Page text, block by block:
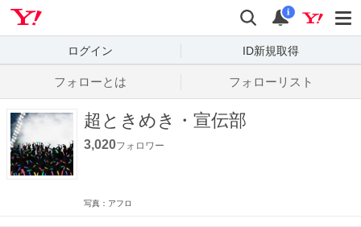
検索
通知
i
ログイン ID新規取得
フォローとは フォローリスト
超ときめき・宣伝部
3,020フォロワー
写真：アフロ